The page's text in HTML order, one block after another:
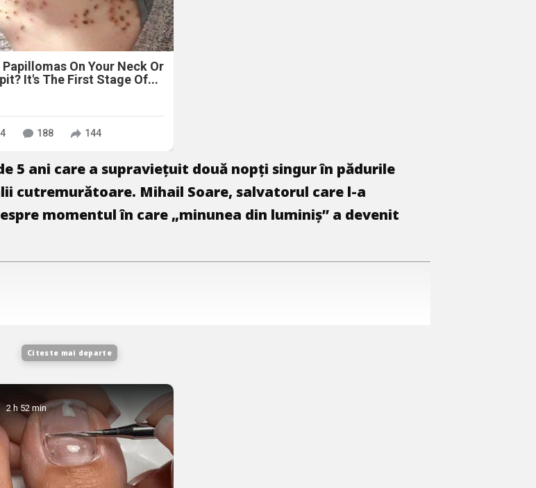
Papillomas On Your Neck Or
It's The First Stage Of...
188 144
5 ani care a supraviețuit două nopți singur în pădurile
cutremurătoare. Mihail Soare, salvatorul care l-a
momentul în care „minunea din luminiș” a devenit
Citeste mai departe
2 h 52 min